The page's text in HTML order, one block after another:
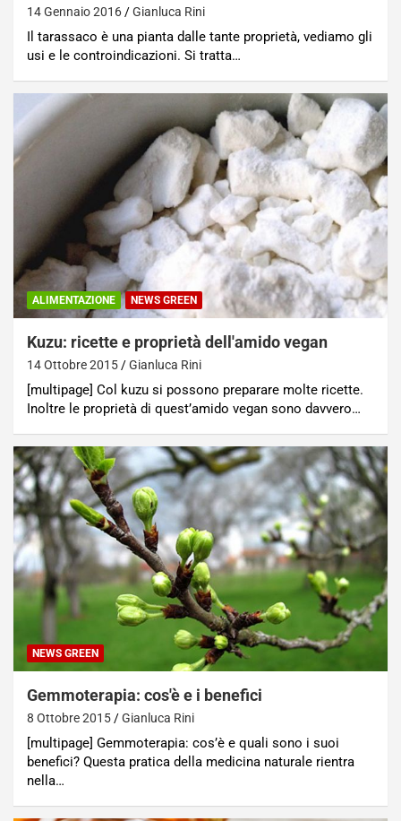
14 Gennaio 2016 Gianluca Rini
Il tarassaco è una pianta dalle tante proprietà, vediamo gli
usi e le controindicazioni. Si tratta…
ALIMENTAZIONE NEWS GREEN
Kuzu: ricette e proprietà dell'amido vegan
14 Ottobre 2015 Gianluca Rini
[multipage] Col kuzu si possono preparare molte ricette.
Inoltre le proprietà di quest’amido vegan sono davvero…
NEWS GREEN
Gemmoterapia: cos'è e i benefici
8 Ottobre 2015 Gianluca Rini
[multipage] Gemmoterapia: cos’è e quali sono i suoi
benefici? Questa pratica della medicina naturale rientra
nella…